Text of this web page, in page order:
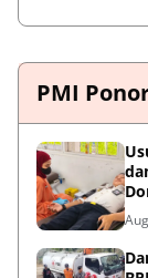
PMI
ke-